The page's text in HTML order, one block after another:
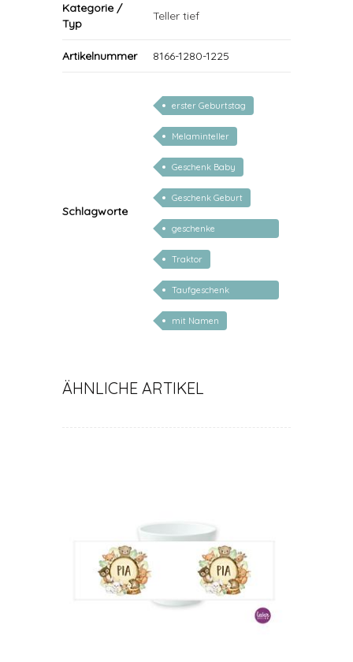
Kategorie /
Typ
Teller tief
Artikelnummer 8166-1280-1225
Schlagworte
erster Geburtstag
Melaminteller
Geschenk Baby
Geschenk Geburt
geschenke
personalisiert kinder
Traktor
Taufgeschenk
personalisiert
mit Namen
ÄHNLICHE ARTIKEL